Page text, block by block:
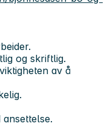
og skriftlig.
av å